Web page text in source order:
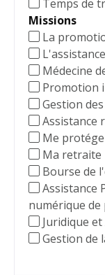
Rechercher
Temps de
Missions
La
Médecine
Promotion
Gestion
Assistance
Me
Ma retraite
Bourse de
Assistance
numérique
Juridique
Gestion de
Mot de passe
Se